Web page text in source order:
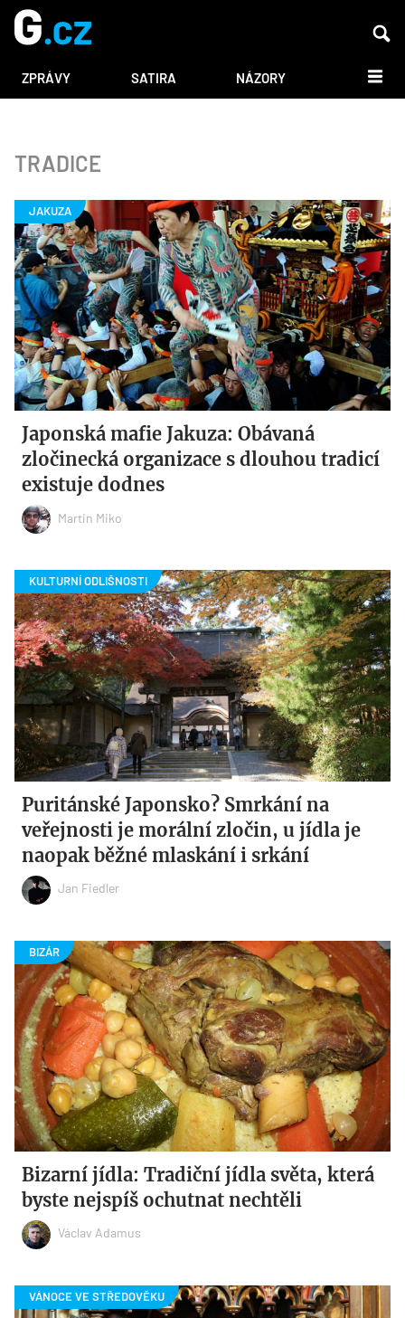
ZPRÁVY SATIRA NÁZORY DALŠÍ
TRADICE
Japonská mafie Jakuza: Obávaná
zločinecká organizace s dlouhou tradicí
existuje dodnes
Martin Miko
Puritánské Japonsko? Smrkání na
veřejnosti je morální zločin, u jídla je
naopak běžné mlaskání i srkání
Jan Fiedler
Bizarní jídla: Tradiční jídla světa, která
byste nejspíš ochutnat nechtěli
Václav Adamus